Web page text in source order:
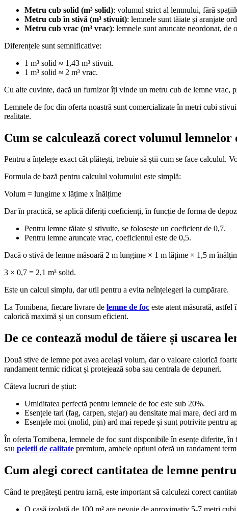
Metru cub solid (m³ solid): volumul strict al lemnului, fără
Metru cub în stivă (m³ stivuit): lemnele sunt tăiate și aranjate
Metru cub vrac (m³ vrac): lemnele sunt aruncate neordonat, de
Diferențele sunt semnificative:
1 m³ solid ≈ 1,43 m³ stivuit.
1 m³ solid ≈ 2 m³ vrac.
Cu alte cuvinte, dacă un furnizor îți vinde un metru cub de lemne vrac,
Lemnele de foc din oferta noastră sunt comercializate în metri cubi
realitate.
Cum se calculează corect volumul lemnelor
Pentru a înțelege exact cât plătești, trebuie să știi cum se face calculul.
Formula de bază pentru calculul volumului este simplă:
Volum = lungime x lățime x înălțime
Dar în practică, se aplică diferiți coeficienți, în funcție de forma de
Pentru lemne tăiate și stivuite, se folosește un coeficient de 0,7.
Pentru lemne aruncate vrac, coeficientul este de 0,5.
Dacă o stivă de lemne măsoară 2 m lungime × 1 m lățime × 1,5 m
3 × 0,7 = 2,1 m³ solid.
Este un calcul simplu, dar util pentru a evita neînțelegeri la cumpărare.
La Tomibena, fiecare livrare de lemne de foc este atent măsurată,
calorică maximă și un consum eficient.
De ce contează modul de tăiere și uscarea
Două stive de lemne pot avea același volum, dar o valoare calorică
randament termic ridicat și protejează soba sau centrala de depuneri.
Câteva lucruri de știut:
Umiditatea perfectă pentru lemnele de foc este sub 20%.
Esențele tari (fag, carpen, stejar) au densitate mai mare, deci ard
Esențele moi (molid, pin) ard mai repede și sunt potrivite pentru
În oferta Tomibena, lemnele de foc sunt disponibile în esențe diferite,
sau peletii de calitate premium, ambele opțiuni oferă un randament
Cum alegi corect cantitatea de lemne pentru
Când te pregătești pentru iarnă, este important să calculezi corect
O casă izolată de 100 m² are nevoie de aproximativ 5-7 metri